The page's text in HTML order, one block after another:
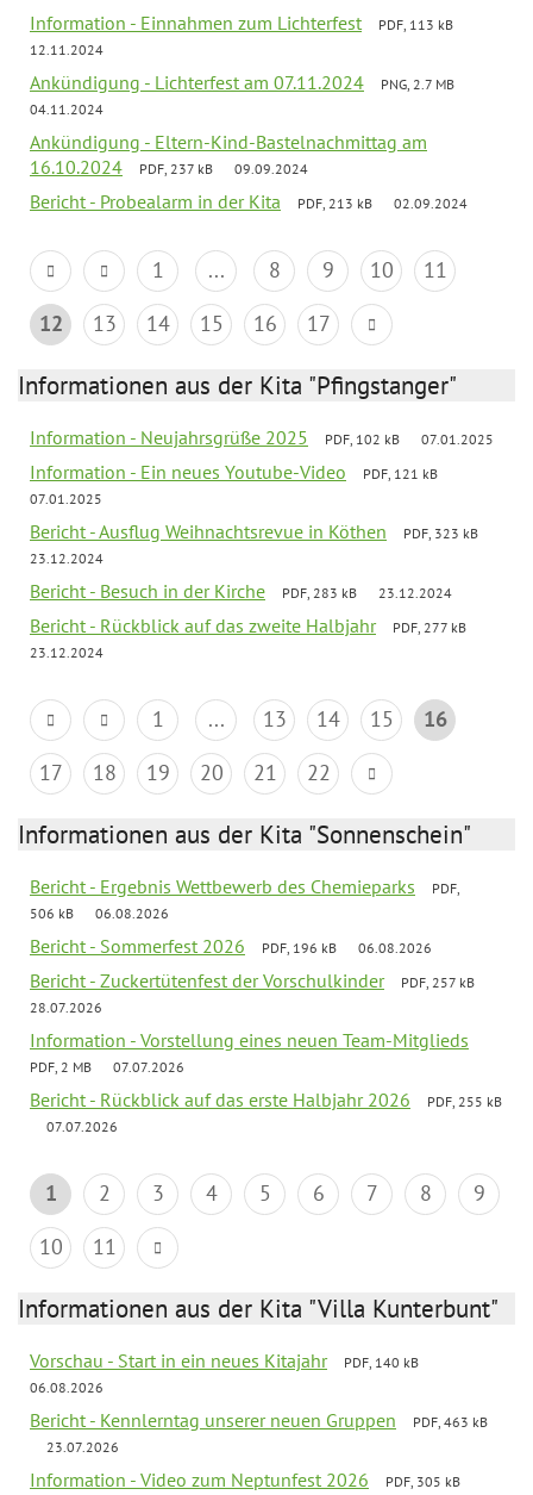
Information - Einnahmen zum Lichterfest
PDF, 113 kB
12.11.2024
Ankündigung - Lichterfest am 07.11.2024
PNG, 2.7 MB
04.11.2024
Ankündigung - Eltern-Kind-Bastelnachmittag am
16.10.2024
PDF, 237 kB 09.09.2024
Bericht - Probealarm in der Kita PDF, 213 kB 02.09.2024
1 ... 8 9 10
11
12
13 14 15 16 17
Informationen aus der Kita "Pfingstanger"
Information - Neujahrsgrüße 2025 PDF, 102 kB 07.01.2025
Information - Ein neues Youtube-Video
PDF, 121 kB
07.01.2025
Bericht - Ausflug Weihnachtsrevue in Köthen
PDF, 323 kB
23.12.2024
Bericht - Besuch in der Kirche PDF, 283 kB 23.12.2024
Bericht - Rückblick auf das zweite Halbjahr
PDF, 277 kB
23.12.2024
1 ... 13 14 15
16
17
18 19 20 21 22
Informationen aus der Kita "Sonnenschein"
Bericht - Ergebnis Wettbewerb des Chemieparks
PDF,
506 kB
06.08.2026
Bericht - Sommerfest 2026 PDF, 196 kB 06.08.2026
Bericht - Zuckertütenfest der Vorschulkinder
PDF, 257 kB
28.07.2026
Information - Vorstellung eines neuen Team-Mitglieds
PDF, 2 MB 07.07.2026
Bericht - Rückblick auf das erste Halbjahr 2026
PDF, 255 kB
07.07.2026
1 2 3 4 5 6 7 8
9
10
11
Informationen aus der Kita "Villa Kunterbunt"
Vorschau - Start in ein neues Kitajahr
PDF, 140 kB
06.08.2026
Bericht - Kennlerntag unserer neuen Gruppen
PDF, 463 kB
23.07.2026
Information - Video zum Neptunfest 2026 PDF, 305 kB